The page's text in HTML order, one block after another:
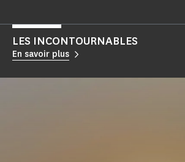
LES INCONTOURNABLES
En savoir plus